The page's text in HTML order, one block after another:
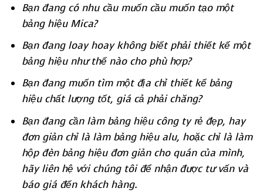
Bạn đang có nhu cầu muốn cầu muốn tạo một
bảng hiệu Mica?
Bạn đang loay hoay không biết phải thiết kế một
bảng hiệu như thế nào cho phù hợp?
Bạn đang muốn tìm một địa chỉ thiết kế bảng
hiệu chất lượng tốt, giá cả phải chăng?
Bạn đang cần làm bảng hiệu công ty rẻ đẹp, hay
đơn giản chỉ là làm bảng hiệu alu, hoặc chỉ là làm
hộp đèn bảng hiệu đơn giản cho quán của mình,
hãy liên hệ với chúng tôi để nhận được tư vấn và
báo giá đến khách hàng.